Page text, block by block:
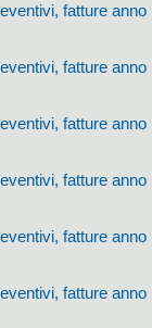
fatture anno
fatture anno
fatture anno
fatture anno
fatture anno
fatture anno